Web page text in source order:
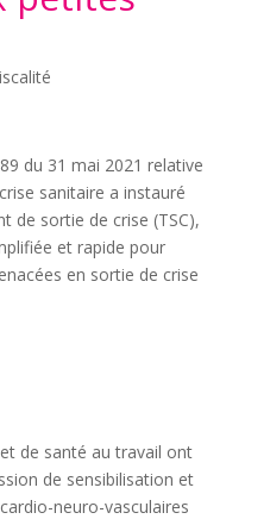
du 31 mai 2021 relative
sanitaire a instauré
de sortie de crise (TSC),
et rapide pour
en sortie de crise
de santé au travail ont
de sensibilisation et
neuro-vasculaires